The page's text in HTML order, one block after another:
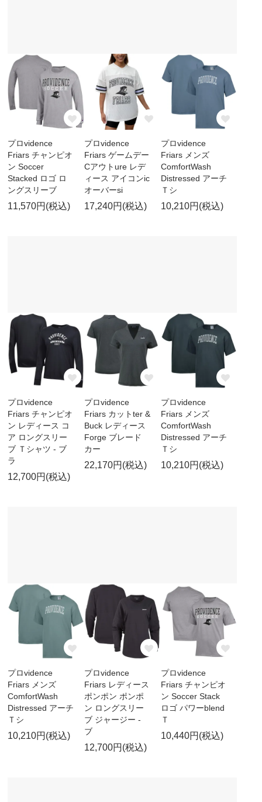
プロvidence
Friars チャンピオ
ン Soccer
Stacked ロゴ ロ
ングスリーブ
11,570円(税込)
プロvidence
Friars ゲームデー
Cアウトure レデ
ィース アイコンic
オーバーsi
17,240円(税込)
プロvidence
Friars メンズ
ComfortWash
Distressed アーチ
Ｔシ
10,210円(税込)
プロvidence
Friars チャンピオ
ン レディース コ
ア ロングスリー
ブ Ｔシャツ - ブ
ラ
12,700円(税込)
プロvidence
Friars カットter &
Buck レディース
Forge ブレード
カー
22,170円(税込)
プロvidence
Friars メンズ
ComfortWash
Distressed アーチ
Ｔシ
10,210円(税込)
プロvidence
Friars メンズ
ComfortWash
Distressed アーチ
Ｔシ
10,210円(税込)
プロvidence
Friars レディース
ポンポン ポンポ
ン ロングスリー
ブ ジャージー -
ブ
12,700円(税込)
プロvidence
Friars チャンピオ
ン Soccer Stack
ロゴ パワーblend
Ｔ
10,440円(税込)